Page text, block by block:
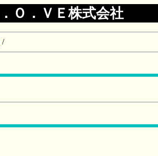
Ｏ．ＶＥ株式会社
/